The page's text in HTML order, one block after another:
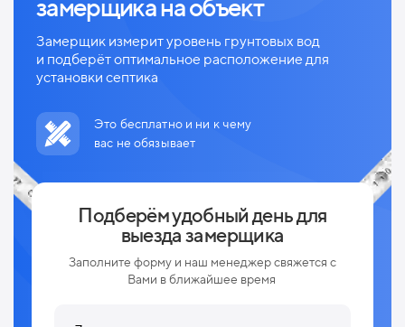
замерщика на объект
Замерщик измерит уровень грунтовых вод
и подберёт оптимальное расположение для
установки септика
Это бесплатно и ни к чему
вас не обязывает
Подберём удобный день для
выезда замерщика
Заполните форму и наш менеджер свяжется с
Вами в ближайшее время